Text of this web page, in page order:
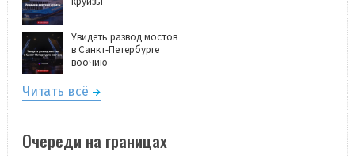
Увидеть развод мостов
в Санкт-Петербурге
воочию
Читать всё
Очереди на границах